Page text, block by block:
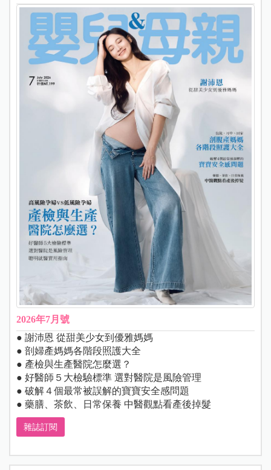
2026年7月號
● 謝沛恩 從甜美少女到優雅媽媽
● 剖婦產媽媽各階段照護大全
● 產檢與生產醫院怎麼選？
● 好醫師５大檢驗標準 選對醫院是風險管理
● 破解４個最常被誤解的寶寶安全感問題
● 藥膳、茶飲、日常保養 中醫觀點看產後掉髮
雜誌訂閱